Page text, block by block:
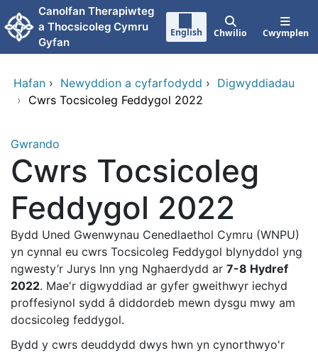
Neidio i'r prif gynnwy
Canolfan Therapiwteg
a Thocsicoleg Cymru
Gyfan
English Chwilio Cwymplen
Hafan › Newyddion a cyfarfodydd › Digwyddiadau
› Cwrs Tocsicoleg Feddygol 2022
Gwrando
Cwrs Tocsicoleg
Feddygol 2022
Bydd Uned Gwenwynau Cenedlaethol Cymru (WNPU)
yn cynnal eu cwrs Tocsicoleg Feddygol blynyddol yng
ngwesty’r Jurys Inn yng Nghaerdydd ar 7-8 Hydref
2022. Mae'r digwyddiad ar gyfer gweithwyr iechyd
proffesiynol sydd â diddordeb mewn dysgu mwy am
docsicoleg feddygol.
Bydd y cwrs deuddydd dwys hwn yn cynorthwyo'r